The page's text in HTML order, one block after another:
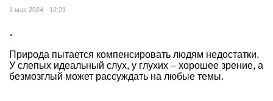
1 мая 2024 - 12:21
.
Природа пытается компенсировать людям недостатки.
У слепых идеальный слух, у глухих – хорошее зрение, а
безмозглый может рассуждать на любые темы.